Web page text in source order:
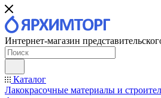
Интернет-магазин
Каталог
Лакокрасочные материалы и